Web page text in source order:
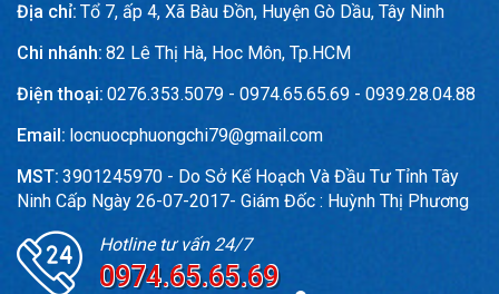
Địa chỉ: Tổ 7, ấp 4, Xã Bàu Đồn, Huyện Gò Dầu, Tây Ninh
Chi nhánh: 82 Lê Thị Hà, Hoc Môn, Tp.HCM
Điện thoại: 0276.353.5079 - 0974.65.65.69 - 0939.28.04.88
Email: locnuocphuongchi79@gmail.com
MST: 3901245970 - Do Sở Kế Hoạch Và Đầu Tư Tỉnh Tây
Ninh Cấp Ngày 26-07-2017- Giám Đốc : Huỳnh Thị Phương
Hotline tư vấn 24/7
0974.65.65.69